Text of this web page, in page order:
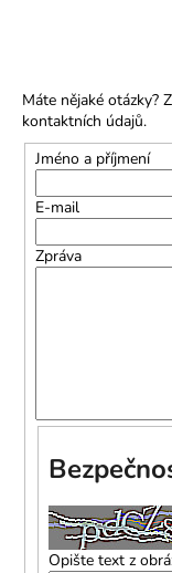
Máte nějaké otázky?
kontaktních údajů.
Jméno a příjmení
E-mail
Zpráva
Opište text z
m
e